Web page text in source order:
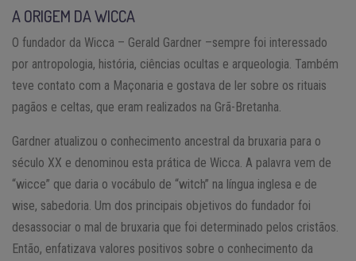
A ORIGEM DA WICCA
O fundador da Wicca – Gerald Gardner –sempre foi interessado
por antropologia, história, ciências ocultas e arqueologia. Também
teve contato com a Maçonaria e gostava de ler sobre os rituais
pagãos e celtas, que eram realizados na Grã-Bretanha.
Gardner atualizou o conhecimento ancestral da bruxaria para o
século XX e denominou esta prática de Wicca. A palavra vem de
“wicce” que daria o vocábulo de “witch” na língua inglesa e de
wise, sabedoria. Um dos principais objetivos do fundador foi
desassociar o mal de bruxaria que foi determinado pelos cristãos.
Então, enfatizava valores positivos sobre o conhecimento da